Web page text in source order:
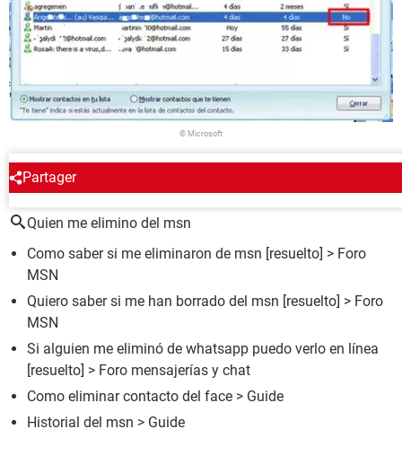
© Microsoft
Partager
ALREDEDOR DEL MISMO TEMA
Quien me elimino del msn
Como saber si me eliminaron de msn [resuelto] > Foro
MSN
Quiero saber si me han borrado del msn [resuelto] > Foro
MSN
Si alguien me eliminó de whatsapp puedo verlo en línea
[resuelto] > Foro mensajerías y chat
Como eliminar contacto del face > Guide
Historial del msn > Guide